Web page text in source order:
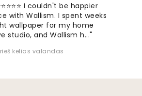
I couldn't be happier
with Wallism. I spent weeks
wallpaper for my home
studio, and Wallism h..."
kelias valandas